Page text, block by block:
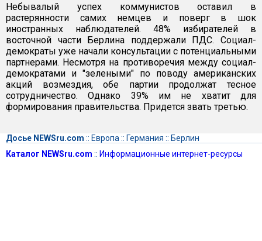
Небывалый успех коммунистов оставил в
растерянности самих немцев и поверг в шок
иностранных наблюдателей. 48% избирателей в
восточной части Берлина поддержали ПДС. Социал-
демократы уже начали консультации с потенциальными
партнерами. Несмотря на противоречия между социал-
демократами и "зелеными" по поводу американских
акций возмездия, обе партии продолжат тесное
сотрудничество. Однако 39% им не хватит для
формирования правительства. Придется звать третью.
Досье NEWSru.com :: Европа :: Германия :: Берлин
Каталог NEWSru.com :: Информационные интернет-ресурсы